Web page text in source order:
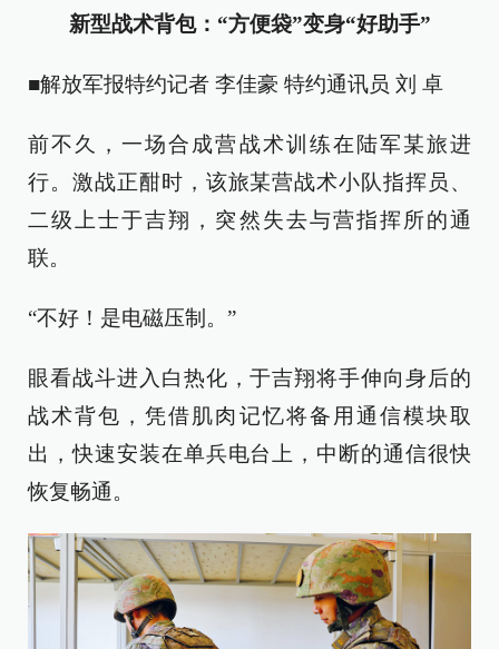
新型战术背包：“方便袋”变身“好助手”
■解放军报特约记者 李佳豪 特约通讯员 刘 卓
前不久，一场合成营战术训练在陆军某旅进
行。激战正酣时，该旅某营战术小队指挥员、
二级上士于吉翔，突然失去与营指挥所的通
联。
“不好！是电磁压制。”
眼看战斗进入白热化，于吉翔将手伸向身后的
战术背包，凭借肌肉记忆将备用通信模块取
出，快速安装在单兵电台上，中断的通信很快
恢复畅通。